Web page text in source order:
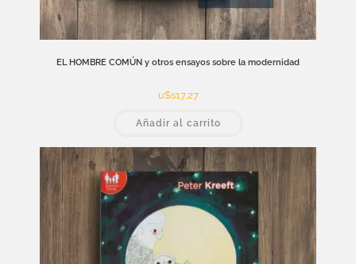
EL HOMBRE COMÚN y otros ensayos sobre la modernidad
u$s17,27
Añadir al carrito